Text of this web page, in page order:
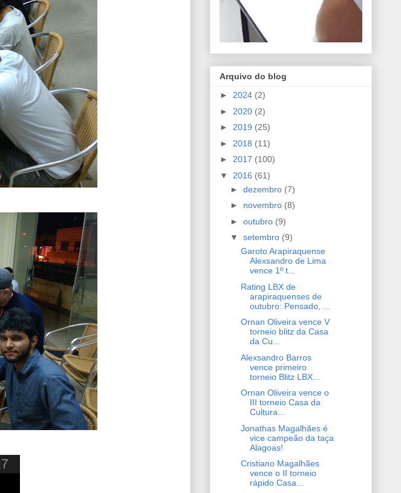
Arquivo do blog
► 2024 (2)
► 2020 (2)
► 2019 (25)
► 2018 (11)
► 2017 (100)
▼ 2016 (61)
► dezembro (7)
► novembro (8)
► outubro (9)
▼ setembro (9)
Garoto Arapiraquense
Alexsandro de Lima
vence 1º t...
Rating LBX de
arapiraquenses de
outubro: Pensado, ...
Ornan Oliveira vence V
torneio blitz da Casa
da Cu...
Alexsandro Barros
vence primeiro
torneio Blitz LBX...
Ornan Oliveira vence o
III torneio Casa da
Cultura...
Jonathas Magalhães é
vice campeão da taça
Alagoas!
Cristiano Magalhães
vence o II torneio
rápido Casa...